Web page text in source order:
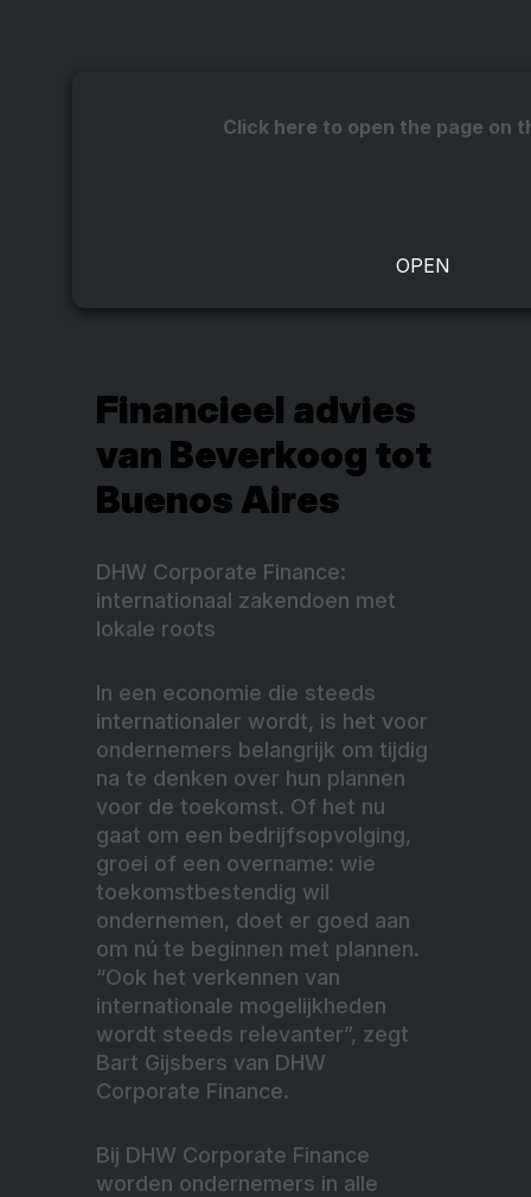
Click here to open the page on
Financieel advies
van Beverkoog tot
Buenos Aires
DHW Corporate Finance:
internationaal zakendoen met
lokale roots
In een economie die steeds
internationaler wordt, is het voor
ondernemers belangrijk om tijdig
na te denken over hun plannen
voor de toekomst. Of het nu
gaat om een bedrijfsopvolging,
groei of een overname: wie
toekomstbestendig wil
ondernemen, doet er goed aan
om nú te beginnen met plannen.
“Ook het verkennen van
internationale mogelijkheden
wordt steeds relevanter”, zegt
Bart Gijsbers van DHW
Corporate Finance.
Bij DHW Corporate Finance
worden ondernemers in alle